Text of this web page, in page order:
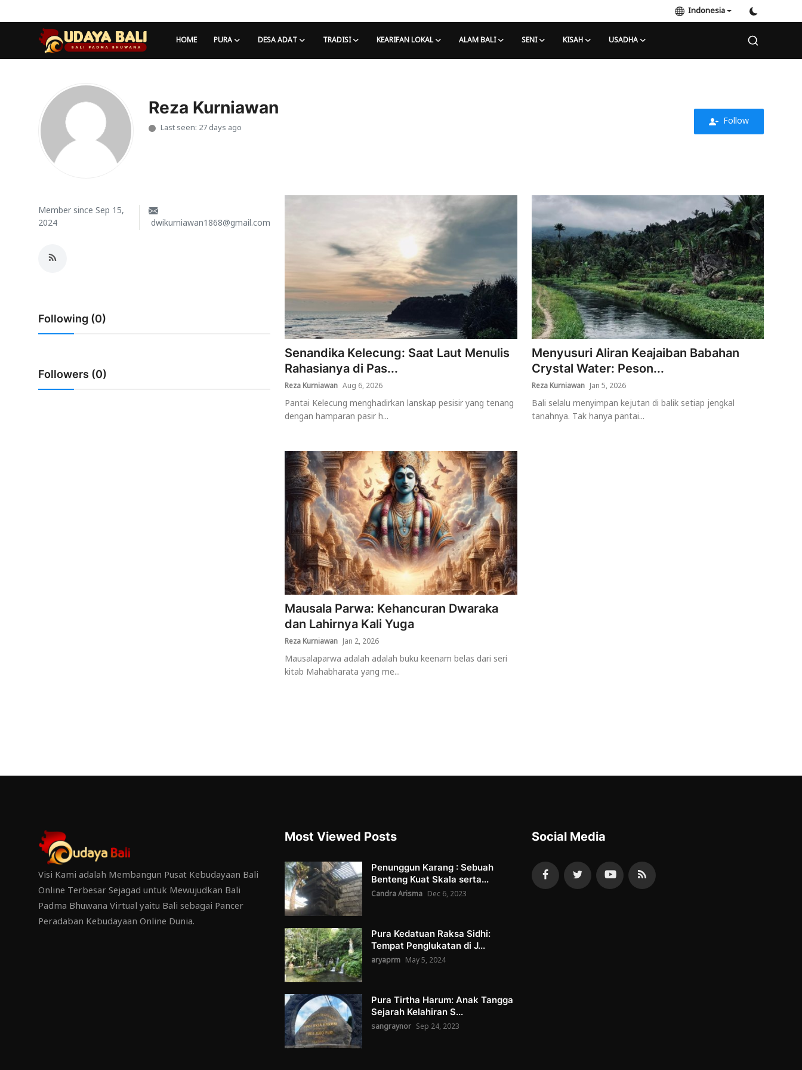
Indonesia
HOME PURA DESA ADAT TRADISI KEARIFAN LOKAL ALAM BALI SENI KISAH USADHA
Desa Adat
Alam Bali
Indonesia
Reza Kurniawan
Last seen: 27 days ago Follow
Member since Sep 15,
2024 dwikurniawan1868@gmail.com
Following (0)
Followers (0)
Senandika Kelecung: Saat Laut Menulis
Rahasianya di Pas...
Reza Kurniawan Aug 6, 2026
Pantai Kelecung menghadirkan lanskap pesisir yang tenang
dengan hamparan pasir h...
Menyusuri Aliran Keajaiban Babahan
Crystal Water: Peson...
Reza Kurniawan Jan 5, 2026
Bali selalu menyimpan kejutan di balik setiap jengkal
tanahnya. Tak hanya pantai...
Mausala Parwa: Kehancuran Dwaraka
dan Lahirnya Kali Yuga
Reza Kurniawan Jan 2, 2026
Mausalaparwa adalah adalah buku keenam belas dari seri
kitab Mahabharata yang me...
Visi Kami adalah Membangun Pusat Kebudayaan Bali
Online Terbesar Sejagad untuk Mewujudkan Bali
Padma Bhuwana Virtual yaitu Bali sebagai Pancer
Peradaban Kebudayaan Online Dunia.
Most Viewed Posts
Penunggun Karang : Sebuah
Benteng Kuat Skala serta...
Candra Arisma Dec 6, 2023
Pura Kedatuan Raksa Sidhi:
Tempat Penglukatan di J...
aryaprm May 5, 2024
Pura Tirtha Harum: Anak Tangga
Sejarah Kelahiran S...
sangraynor Sep 24, 2023
Social Media